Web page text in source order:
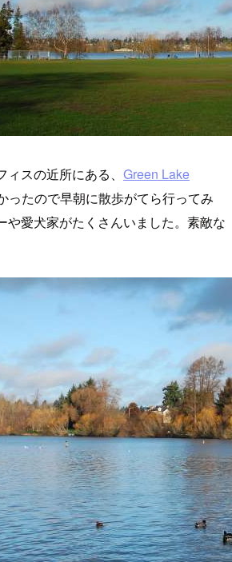
スの近所にある、 Green Lake
ったので早朝に散歩がてら行ってみ
や愛犬家がたくさんいました。素敵な